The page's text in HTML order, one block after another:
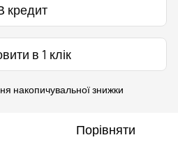
кредит
в 1 клік
накопичувальної знижки
Порівняти